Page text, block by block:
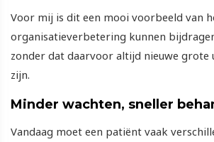
Voor mij is dit een mooi voorbeeld van
organisatieverbetering kunnen
zonder dat daarvoor altijd nieuwe grote
zijn.
Minder wachten, sneller
Vandaag moet een patiënt vaak